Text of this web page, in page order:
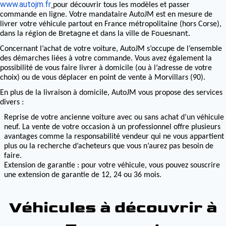
www.autojm.fr pour découvrir tous les modèles et passer
commande en ligne. Votre mandataire AutoJM est en mesure de
livrer votre véhicule partout en France métropolitaine (hors Corse),
dans la région de Bretagneet dans la ville de Fouesnant.
Concernant l’achat de votre voiture, AutoJM s’occupe de l’ensemble
des démarches liées à votre commande. Vous avez également la
possibilité de vous faire livrer à domicile (ou à l’adresse de votre
choix) ou de vous déplacer en point de vente à Morvillars (90).
En plus de la livraison à domicile, AutoJM vous propose des services
divers :
Reprise de votre ancienne voiture avec ou sans achat d’un véhicule
neuf. La vente de votre occasion à un professionnel offre plusieurs
avantages comme la responsabilité vendeur qui ne vous appartient
plus ou la recherche d’acheteurs que vous n’aurez pas besoin de
faire.
Extension de garantie : pour votre véhicule, vous pouvez souscrire
une extension de garantie de 12, 24 ou 36 mois.
Véhicules à découvrir à